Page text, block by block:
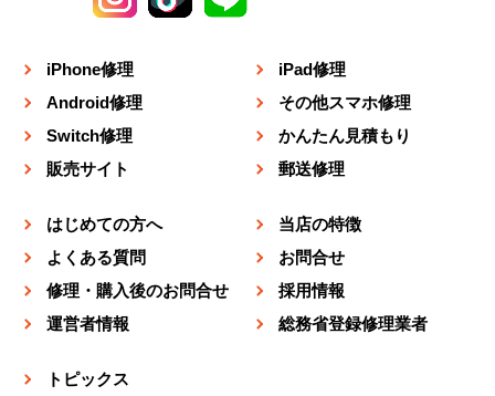
iPhone修理
iPad修理
Android修理
その他スマホ修理
Switch修理
かんたん見積もり
販売サイト
郵送修理
はじめての方へ
当店の特徴
よくある質問
お問合せ
修理・購入後のお問合せ
採用情報
運営者情報
総務省登録修理業者
トピックス